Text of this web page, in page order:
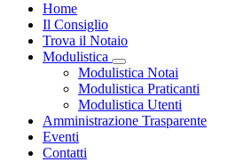
Home
Il Consiglio
Trova il Notaio
Modulistica
Visualizza menù di
Modulistica Notai
Modulistica Praticanti
Modulistica Utenti
Amministrazione Trasparente
Eventi
Contatti